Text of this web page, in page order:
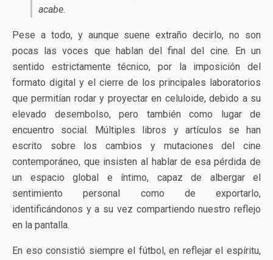
acabe.
Pese a todo, y aunque suene extraño decirlo, no son
pocas las voces que hablan del final del cine. En un
sentido estrictamente técnico, por la imposición del
formato digital y el cierre de los principales laboratorios
que permitían rodar y proyectar en celuloide, debido a su
elevado desembolso, pero también como lugar de
encuentro social. Múltiples libros y artículos se han
escrito sobre los cambios y mutaciones del cine
contemporáneo, que insisten al hablar de esa pérdida de
un espacio global e íntimo, capaz de albergar el
sentimiento personal como de exportarlo,
identificándonos y a su vez compartiendo nuestro reflejo
en la pantalla.
En eso consistió siempre el fútbol, en reflejar el espíritu,